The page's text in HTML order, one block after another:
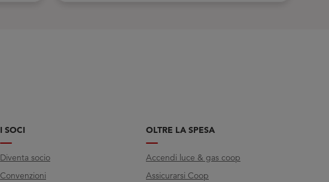
I SOCI
Diventa socio
Convenzioni
OLTRE LA SPESA
Accendi luce & gas coop
Assicurarsi Coop